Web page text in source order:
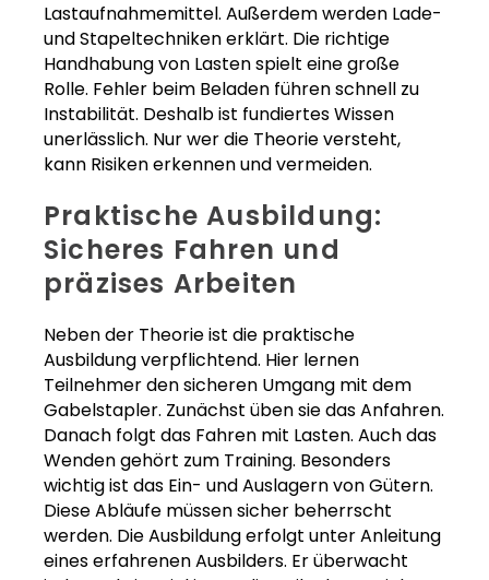
Lastaufnahmemittel. Außerdem werden Lade-
und Stapeltechniken erklärt. Die richtige
Handhabung von Lasten spielt eine große
Rolle. Fehler beim Beladen führen schnell zu
Instabilität. Deshalb ist fundiertes Wissen
unerlässlich. Nur wer die Theorie versteht,
kann Risiken erkennen und vermeiden.
Praktische Ausbildung:
Sicheres Fahren und
präzises Arbeiten
Neben der Theorie ist die praktische
Ausbildung verpflichtend. Hier lernen
Teilnehmer den sicheren Umgang mit dem
Gabelstapler. Zunächst üben sie das Anfahren.
Danach folgt das Fahren mit Lasten. Auch das
Wenden gehört zum Training. Besonders
wichtig ist das Ein- und Auslagern von Gütern.
Diese Abläufe müssen sicher beherrscht
werden. Die Ausbildung erfolgt unter Anleitung
eines erfahrenen Ausbilders. Er überwacht